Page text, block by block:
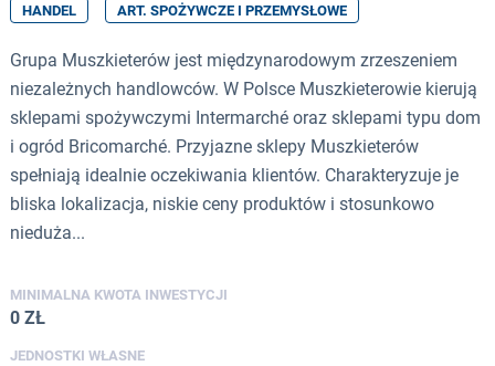
HANDEL ART. SPOŻYWCZE I PRZEMYSŁOWE
Grupa Muszkieterów jest międzynarodowym zrzeszeniem
niezależnych handlowców. W Polsce Muszkieterowie kierują
sklepami spożywczymi Intermarché oraz sklepami typu dom
i ogród Bricomarché. Przyjazne sklepy Muszkieterów
spełniają idealnie oczekiwania klientów. Charakteryzuje je
bliska lokalizacja, niskie ceny produktów i stosunkowo
nieduża...
MINIMALNA KWOTA INWESTYCJI
0 ZŁ
JEDNOSTKI WŁASNE